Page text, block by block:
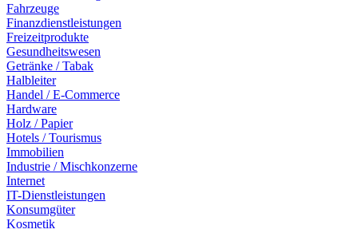
Fahrzeuge
Finanzdienstleistungen
Freizeitprodukte
Gesundheitswesen
Getränke / Tabak
Halbleiter
Handel / E-Commerce
Hardware
Holz / Papier
Hotels / Tourismus
Immobilien
Industrie / Mischkonzerne
Internet
IT-Dienstleistungen
Konsumgüter
Kosmetik